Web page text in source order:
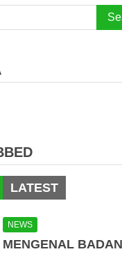
LATEST
NEWS
MENGENAL BADAN